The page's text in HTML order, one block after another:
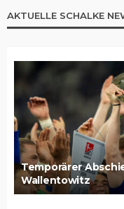
AKTUELLE SCHALKE
Temporärer
Wallentowitz